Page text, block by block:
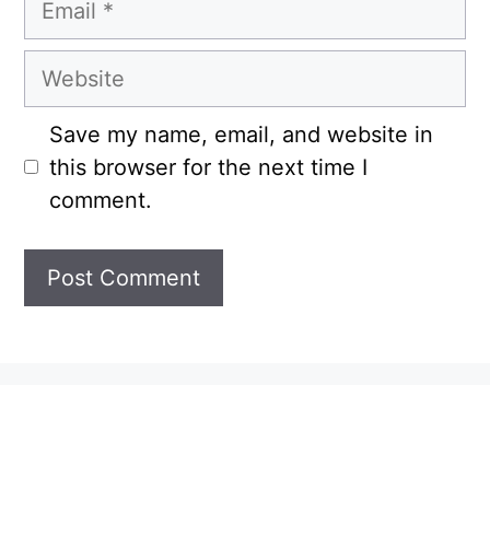
Website
Save my name, email, and website in
this browser for the next time I
comment.